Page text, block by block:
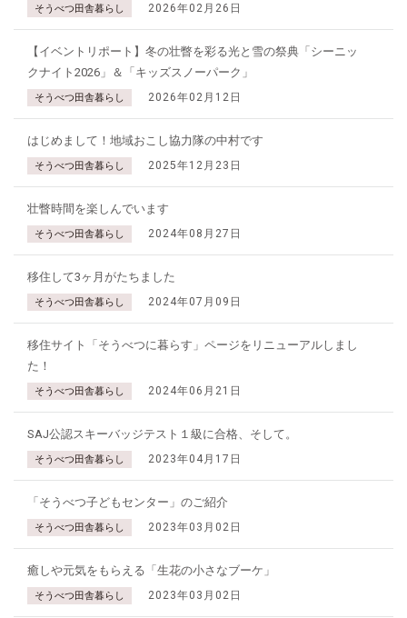
そうべつ田舎暮らし 2026年02月26日
【イベントリポート】冬の壮瞥を彩る光と雪の祭典「シーニッ
クナイト2026」＆「キッズスノーパーク」
そうべつ田舎暮らし 2026年02月12日
はじめまして！地域おこし協力隊の中村です
そうべつ田舎暮らし 2025年12月23日
壮瞥時間を楽しんでいます
そうべつ田舎暮らし 2024年08月27日
移住して3ヶ月がたちました
そうべつ田舎暮らし 2024年07月09日
移住サイト「そうべつに暮らす」ページをリニューアルしまし
た！
そうべつ田舎暮らし 2024年06月21日
SAJ公認スキーバッジテスト１級に合格、そして。
そうべつ田舎暮らし 2023年04月17日
「そうべつ子どもセンター」のご紹介
そうべつ田舎暮らし 2023年03月02日
癒しや元気をもらえる「生花の小さなブーケ」
そうべつ田舎暮らし 2023年03月02日